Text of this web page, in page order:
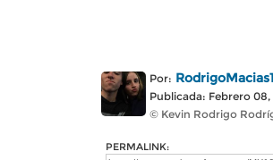
Por:
Publicada: Febrero 08,
© Kevin Rodrigo
PERMALINK: